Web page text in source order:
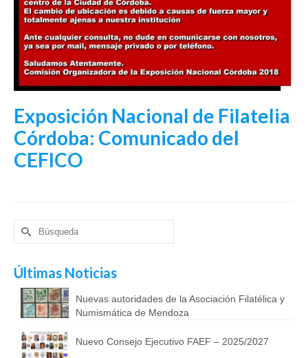
Exposición Nacional de Filatelia
Córdoba: Comunicado del
CEFICO
Buscar
por:
Últimas Noticias
Nuevas autoridades de la Asociación Filatélica y
Numismática de Mendoza
Nuevo Consejo Ejecutivo FAEF – 2025/2027